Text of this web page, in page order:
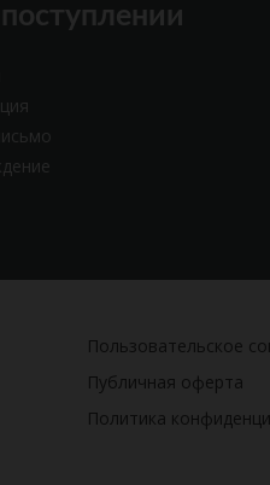
Пользовательское
Публичная оферта
Политика